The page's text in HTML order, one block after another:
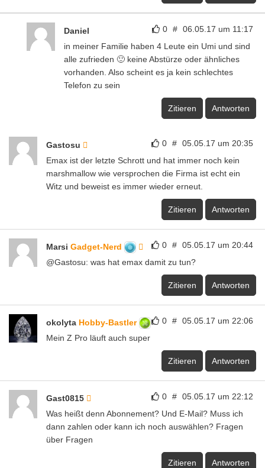
0 # 06.05.17 um 11:17
Daniel
in meiner Familie haben 4 Leute ein Umi und sind
alle zufrieden 🙂 keine Abstürze oder ähnliches
vorhanden. Also scheint es ja kein schlechtes
Telefon zu sein
Zitieren Antworten
0 # 05.05.17 um 20:35
Gastosu
Emax ist der letzte Schrott und hat immer noch kein
marshmallow wie versprochen die Firma ist echt ein
Witz und beweist es immer wieder erneut.
Zitieren Antworten
0 # 05.05.17 um 20:44
Marsi Gadget-Nerd
@Gastosu: was hat emax damit zu tun?
Zitieren Antworten
0 # 05.05.17 um 22:06
okolyta Hobby-Bastler
Mein Z Pro läuft auch super
Zitieren Antworten
0 # 05.05.17 um 22:12
Gast0815
Was heißt denn Abonnement? Und E-Mail? Muss ich
dann zahlen oder kann ich noch auswählen? Fragen
über Fragen
Zitieren Antworten